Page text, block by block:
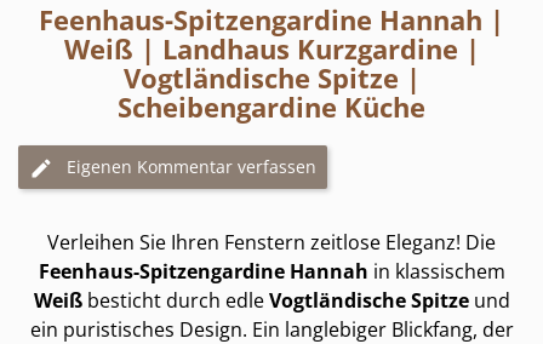
Feenhaus-Spitzengardine Hannah |
Weiß | Landhaus Kurzgardine |
Vogtländische Spitze |
Scheibengardine Küche
Eigenen Kommentar verfassen
Verleihen Sie Ihren Fenstern zeitlose Eleganz! Die
Feenhaus-Spitzengardine Hannah in klassischem
Weißbesticht durch edleVogtländische Spitzeund
ein puristisches Design. Ein langlebiger Blickfang, der